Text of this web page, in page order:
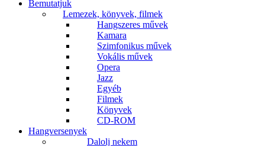
Bemutatjuk
Lemezek, könyvek, filmek
Hangszeres művek
Kamara
Szimfonikus művek
Vokális művek
Opera
Jazz
Egyéb
Filmek
Könyvek
CD-ROM
Hangversenyek
Dalolj nekem